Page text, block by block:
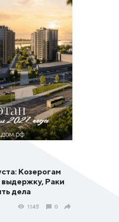
Козерогам
выдержку, Раки
дела
1145 0